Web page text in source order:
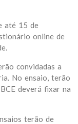
até 15 de
online de
convidadas a
No ensaio, terão
deverá fixar na
terão de